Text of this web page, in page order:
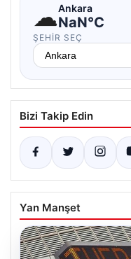
☁Ankara
NaN°C
ŞEHIR SEÇ
Bizi Takip Edin
Yan Manşet